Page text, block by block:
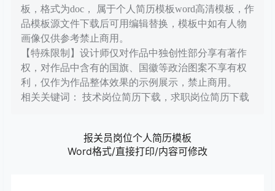
板，格式为doc， 属于个人简历模板word高清模板，作
品模板源文件下载后可用编辑替换，模板中如有人物
画像仅供参考禁止商用。
【特殊限制】设计师仅对作品中独创性部分享有著作
权，对作品中含有的国旗、国徽等政治图案不享有权
利，仅作为作品整体效果的示例展示，禁止商用。
相关关键词： 技术岗位简历下载，求职岗位简历下载
报关员岗位个人简历模板
Word格式/直接打印/内容可修改